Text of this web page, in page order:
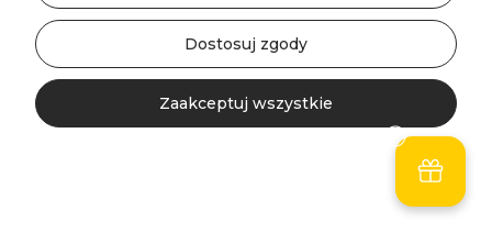
Koszyk
Dostosuj zgody
Zaakceptuj wszystkie